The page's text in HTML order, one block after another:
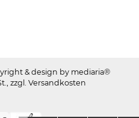
& design by mediaria®
zzgl. Versandkosten